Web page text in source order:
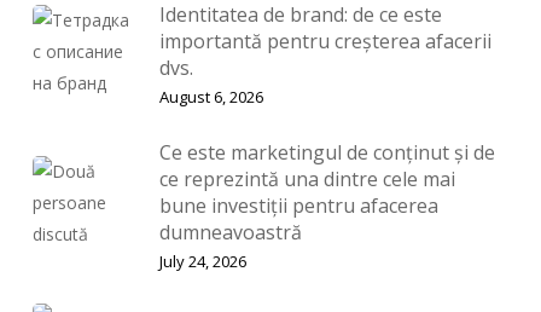
Identitatea de brand: de ce este
importantă pentru creșterea afacerii
dvs.
August 6, 2026
Ce este marketingul de conținut și de
ce reprezintă una dintre cele mai
bune investiții pentru afacerea
dumneavoastră
July 24, 2026